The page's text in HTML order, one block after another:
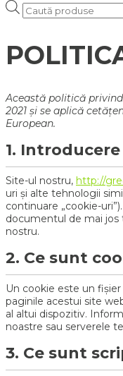
Products
search
Această politică
2021 și se aplică
European.
1. Introducere
Site-ul nostru, http://
uri și alte tehnologii
continuare „cookie-
documentul de mai
nostru.
2. Ce sunt
Un cookie este un
paginile acestui site
al altui dispozitiv.
noastre sau serverele
3. Ce sunt